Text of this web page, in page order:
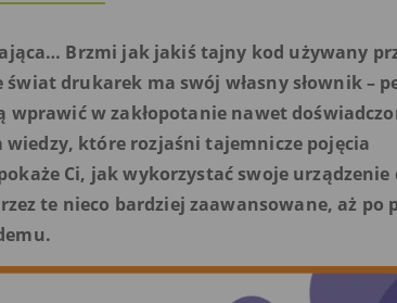
Brzmi jak jakiś tajny kod używany
drukarek ma swój własny słownik –
w zakłopotanie nawet
które rozjaśni tajemnicze pojęcia
Ci, jak wykorzystać swoje urządzenie
te nieco bardziej zaawansowane, aż po